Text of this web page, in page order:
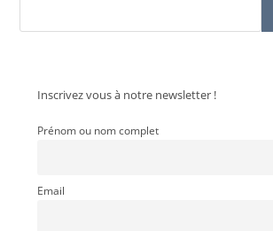
Inscrivez vous à notre newsletter !
Prénom ou nom complet
Email